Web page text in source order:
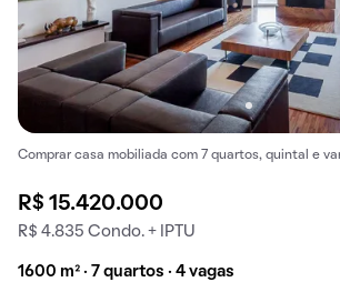
Comprar casa mobiliada com 7 quartos, quintal e
R$ 15.420.000
R$ 4.835 Condo. + IPTU
1600 m² · 7 quartos · 4 vagas